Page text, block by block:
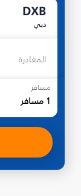
DXB
دبي
المغادرة
مسافر
1 مسافر